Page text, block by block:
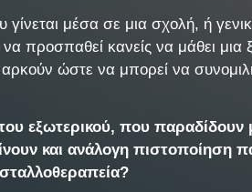
γίνεται μέσα σε μια σχολή, ή
προσπαθεί κανείς να μάθει
ώστε να μπορεί να
εξωτερικού, που παραδίδουν
και ανάλογη πιστοποίηση